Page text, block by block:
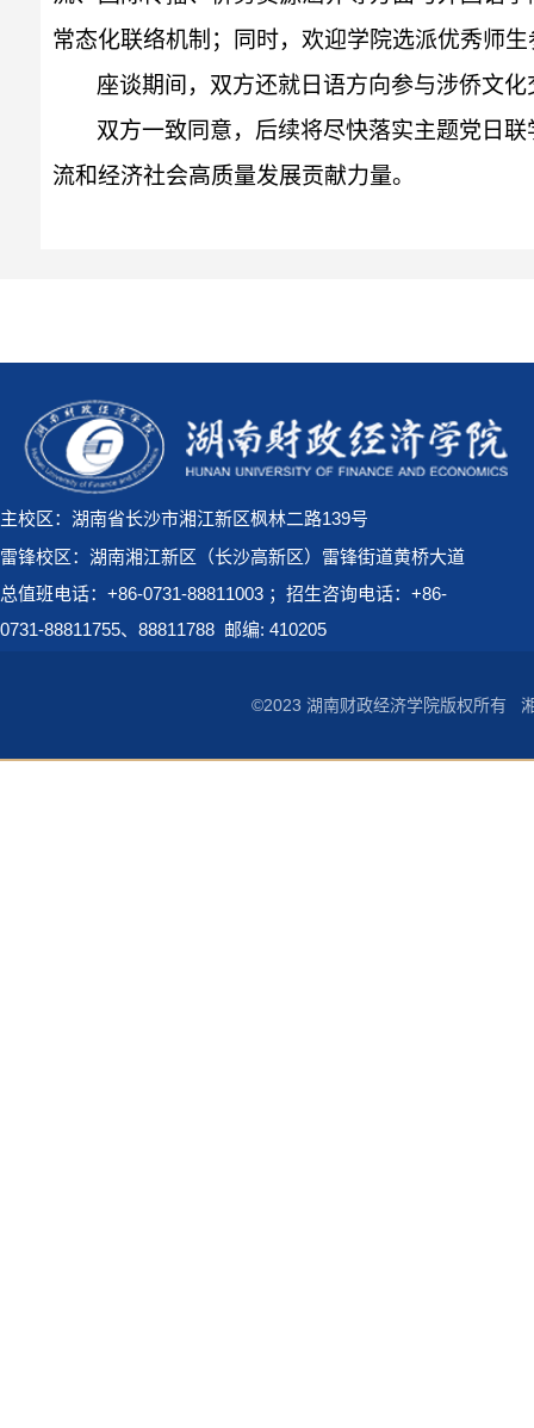
常态化联络机制；同时，欢迎学院选派优秀师
座谈期间，双方还就日语方向参与涉侨文
双方一致同意，后续将尽快落实主题党日
流和经济社会高质量发展贡献力量。
主校区：湖南省长沙市湘江新区枫林二路139号
雷锋校区：湖南湘江新区（长沙高新区）雷锋街道黄桥大道
总值班电话：+86-0731-88811003 ；招生咨询电话：+86-
0731-88811755、88811788 邮编: 410205
©2023 湖南财政经济学院版权所有